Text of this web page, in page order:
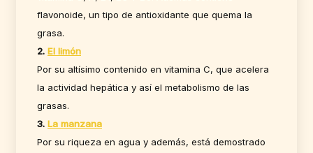
flavonoide, un tipo de antioxidante que quema la
grasa.
2. El limón
Por su altísimo contenido en vitamina C, que acelera
la actividad hepática y así el metabolismo de las
grasas.
3. La manzana
Por su riqueza en agua y además, está demostrado